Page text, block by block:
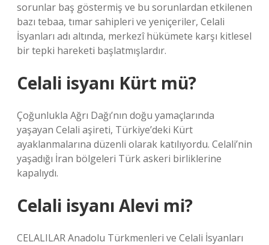
sorunlar baş göstermiş ve bu sorunlardan etkilenen
bazı tebaa, tımar sahipleri ve yeniçeriler, Celali
İsyanları adı altında, merkezî hükümete karşı kitlesel
bir tepki hareketi başlatmışlardır.
Celali isyanı Kürt mü?
Çoğunlukla Ağrı Dağı’nın doğu yamaçlarında
yaşayan Celali aşireti, Türkiye’deki Kürt
ayaklanmalarına düzenli olarak katılıyordu. Celali’nin
yaşadığı İran bölgeleri Türk askeri birliklerine
kapalıydı.
Celali isyanı Alevi mi?
CELALILAR Anadolu Türkmenleri ve Celali İsyanları